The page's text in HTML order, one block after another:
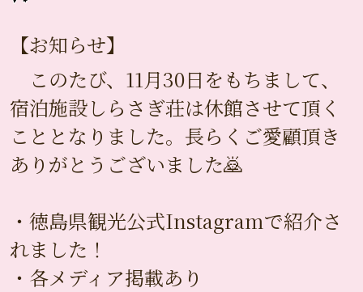
【お知らせ】
このたび、11月30日をもちまして、
宿泊施設しらさぎ荘は休館させて頂く
こととなりました。長らくご愛顧頂き
ありがとうございました🙇
・徳島県観光公式Instagramで紹介さ
れました！
・各メディア掲載あり